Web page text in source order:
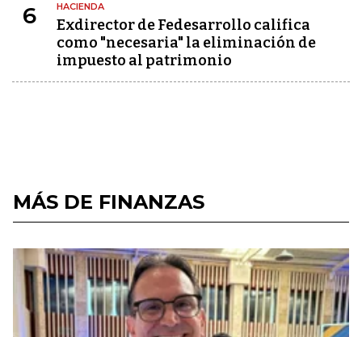
6 HACIENDA
Exdirector de Fedesarrollo califica
como "necesaria" la eliminación de
impuesto al patrimonio
MÁS DE FINANZAS